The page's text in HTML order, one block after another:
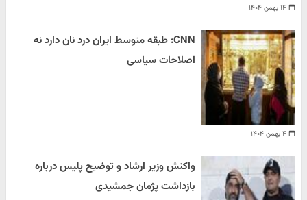
۱۴ بهمن ۱۴۰۴
۴ بهمن ۱۴۰۴
CNN: طبقه متوسط ایران درد نان دارد نه
اصلاحات سیاسی
واکنش وزیر ارشاد و توضیح پلیس درباره
بازداشت پژمان جمشیدی